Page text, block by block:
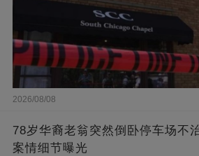
2026/08/08
78岁华裔老翁突然倒卧停车场不
案情细节曝光